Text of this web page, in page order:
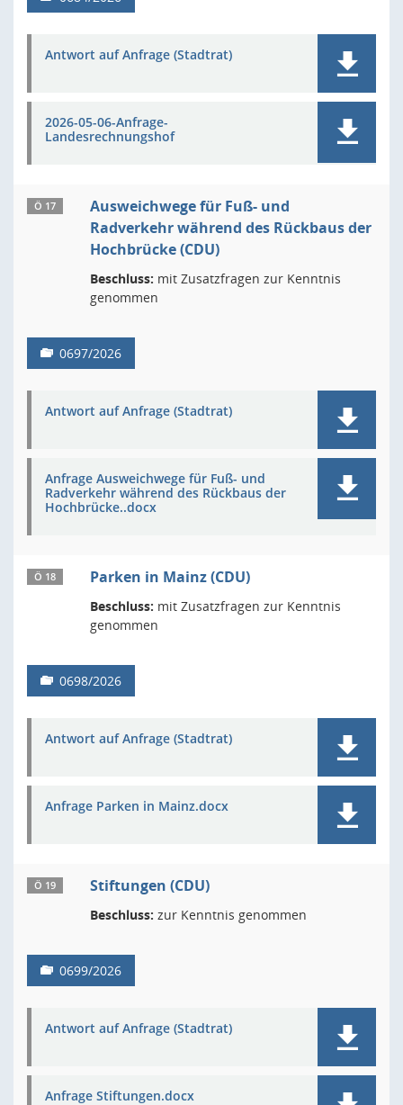
Antwort auf Anfrage (Stadtrat)
2026-05-06-Anfrage-
Landesrechnungshof
Ö 17
Ausweichwege für Fuß- und
Radverkehr während des Rückbaus der
Hochbrücke (CDU)
Beschluss: mit Zusatzfragen zur Kenntnis
genommen
0697/2026
Antwort auf Anfrage (Stadtrat)
Anfrage Ausweichwege für Fuß- und
Radverkehr während des Rückbaus der
Hochbrücke..docx
Ö 18 Parken in Mainz (CDU)
Beschluss: mit Zusatzfragen zur Kenntnis
genommen
0698/2026
Antwort auf Anfrage (Stadtrat)
Anfrage Parken in Mainz.docx
Ö 19 Stiftungen (CDU)
Beschluss: zur Kenntnis genommen
0699/2026
Antwort auf Anfrage (Stadtrat)
Anfrage Stiftungen.docx